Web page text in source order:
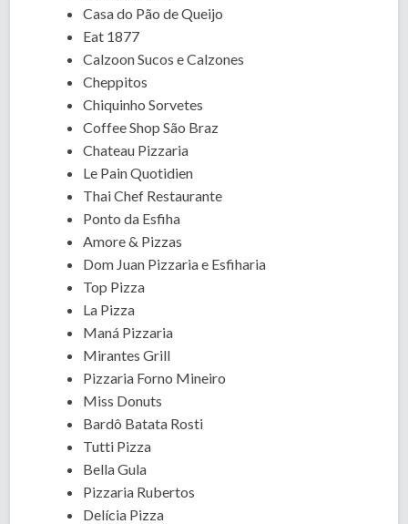
Casa do Pão de Queijo
Eat 1877
Calzoon Sucos e Calzones
Cheppitos
Chiquinho Sorvetes
Coffee Shop São Braz
Chateau Pizzaria
Le Pain Quotidien
Thai Chef Restaurante
Ponto da Esfiha
Amore & Pizzas
Dom Juan Pizzaria e Esfiharia
Top Pizza
La Pizza
Maná Pizzaria
Mirantes Grill
Pizzaria Forno Mineiro
Miss Donuts
Bardô Batata Rosti
Tutti Pizza
Bella Gula
Pizzaria Rubertos
Delícia Pizza